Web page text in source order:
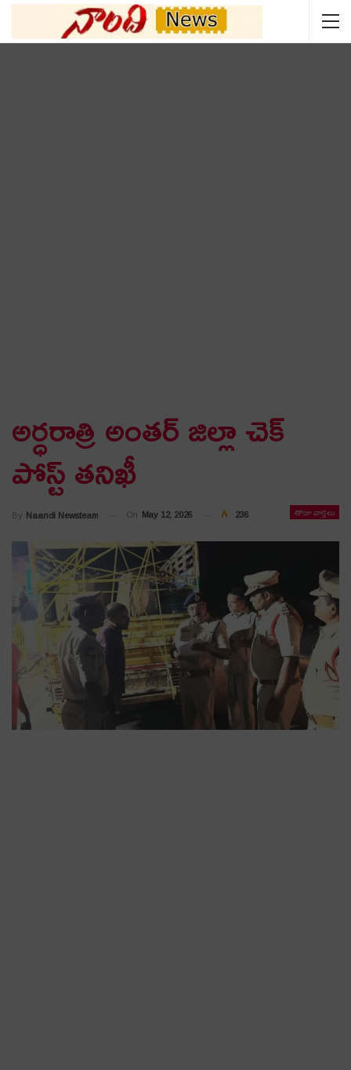
అర్ధరాత్రి అంతర్ జిల్లా చెక్
పోస్ట్ తనిఖీ
తాజా వార్తలు
By Naandi Newsteam On May 12, 2026 236